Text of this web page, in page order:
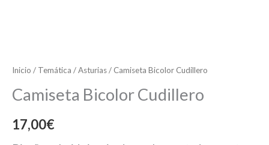
Inicio / Temática /Asturias/ Camiseta Bicolor Cudillero
Camiseta Bicolor Cudillero
17,00€